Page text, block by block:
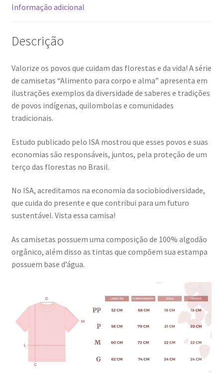
Informação adicional
Descrição
Valorize os povos que cuidam das florestas e da vida! A série
de camisetas “Alimento para corpo e alma” apresenta em
ilustrações exemplos da diversidade de saberes e tradições
de povos indígenas, quilombolas e comunidades
tradicionais.
Estudo publicado pelo ISA mostrou que esses povos e suas
economias são responsáveis, juntos, pela proteção de um
terço das florestas no Brasil.
No ISA, acreditamos na economia da sociobiodiversidade,
que cuida do presente e que contribui para um futuro
sustentável. Vista essa camisa!
As camisetas possuem uma composição de 100% algodão
orgânico, além disso as tintas que compõem sua estampa
possuem base d’água.